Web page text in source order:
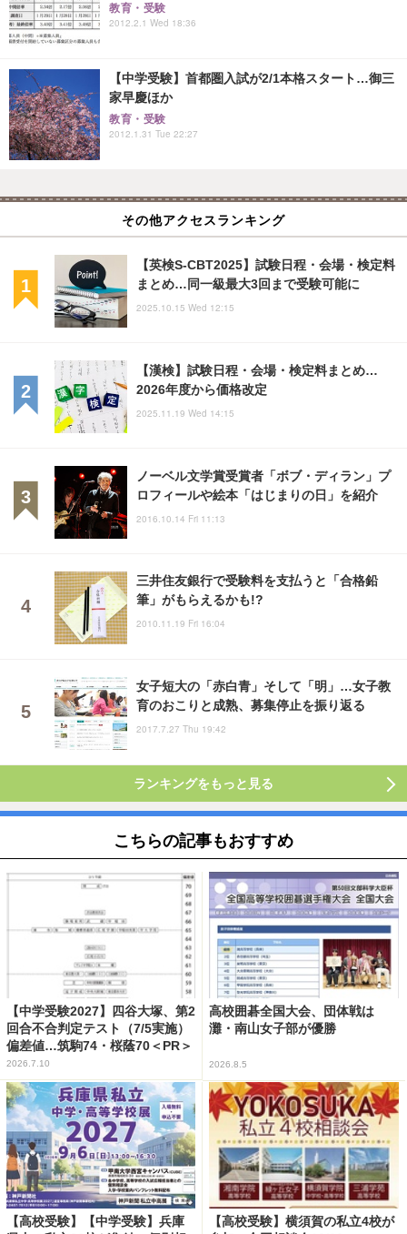
教育・受験
2012.2.1 Wed 18:36
【中学受験】首都圏入試が2/1本格スタート…御三
家早慶ほか
教育・受験
2012.1.31 Tue 22:27
その他アクセスランキング
【英検S-CBT2025】試験日程・会場・検定料
まとめ…同一級最大3回まで受験可能に
2025.10.15 Wed 12:15
【漢検】試験日程・会場・検定料まとめ…
2026年度から価格改定
2025.11.19 Wed 14:15
ノーベル文学賞受賞者「ボブ・ディラン」プ
ロフィールや絵本「はじまりの日」を紹介
2016.10.14 Fri 11:13
三井住友銀行で受験料を支払うと「合格鉛
筆」がもらえるかも!?
2010.11.19 Fri 16:04
女子短大の「赤白青」そして「明」…女子教
育のおこりと成熟、募集停止を振り返る
2017.7.27 Thu 19:42
ランキングをもっと見る
こちらの記事もおすすめ
【中学受験2027】四谷大塚、第2
回合不合判定テスト（7/5実施）
偏差値…筑駒74・桜蔭70＜PR＞
2026.7.10
高校囲碁全国大会、団体戦は
灘・南山女子部が優勝
2026.8.5
【高校受験】【中学受験】兵庫
【高校受験】横須賀の私立4校が